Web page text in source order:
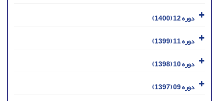
دوره 12 (1400)
دوره 11 (1399)
دوره 10 (1398)
دوره 09 (1397)